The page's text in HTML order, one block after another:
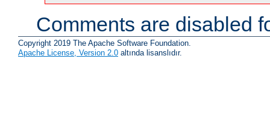
Comments are disabled
Copyright 2019 The Apache Software Foundation.
Apache License, Version 2.0 altında lisanslıdır.